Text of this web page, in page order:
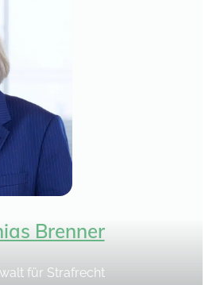
Brenner
für Strafrecht